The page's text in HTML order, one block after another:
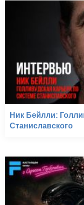
Ник Бейлли:
Станиславского